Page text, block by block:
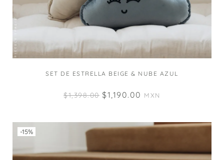
SET DE ESTRELLA BEIGE & NUBE AZUL
$1,398.00 $1,190.00 MXN
-15%